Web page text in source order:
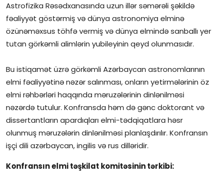
Astrofizika Rəsədxanasında uzun illər səmərəli şəkildə
fəaliyyət göstərmiş və dünya astronomiya elminə
özünəməxsus töhfə vermiş və dünya elmində sanballı yer
tutan görkəmli alimlərin yubileyinin qeyd olunmasıdır.
Bu istiqamət üzrə görkəmli Azərbaycan astronomlarının
elmi fəaliyyətinə nəzər salınması, onların yetirmələrinin öz
elmi rəhbərləri haqqında məruzələrinin dinlənilməsi
nəzərdə tutulur. Konfransda həm də gənc doktorant və
dissertantların apardıqları elmi-tədqiqatlara həsr
olunmuş məruzələrin dinlənilməsi planlaşdırılır. Konfransın
işçi dili azərbaycan, ingilis və rus dilləridir.
Konfransın elmi təşkilat komitəsinin tərkibi: